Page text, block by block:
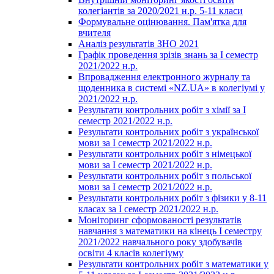
колегіантів за 2020/2021 н.р. 5-11 класи
Формувальне оцінювання. Пам'ятка для
вчителя
Аналіз результатів ЗНО 2021
Графік проведення зрізів знань за І семестр
2021/2022 н.р.
Впровадження електронного журналу та
щоденника в системі «NZ.UA» в колегіумі у
2021/2022 н.р.
Результати контрольних робіт з хімії за І
семестр 2021/2022 н.р.
Результати контрольних робіт з української
мови за І семестр 2021/2022 н.р.
Результати контрольних робіт з німецької
мови за І семестр 2021/2022 н.р.
Результати контрольних робіт з польської
мови за І семестр 2021/2022 н.р.
Результати контрольних робіт з фізики у 8-11
класах за І семестр 2021/2022 н.р.
Моніторинг сформованості результатів
навчання з математики на кінець І семестру
2021/2022 навчального року здобувачів
освіти 4 класів колегіуму
Результати контрольних робіт з математики у